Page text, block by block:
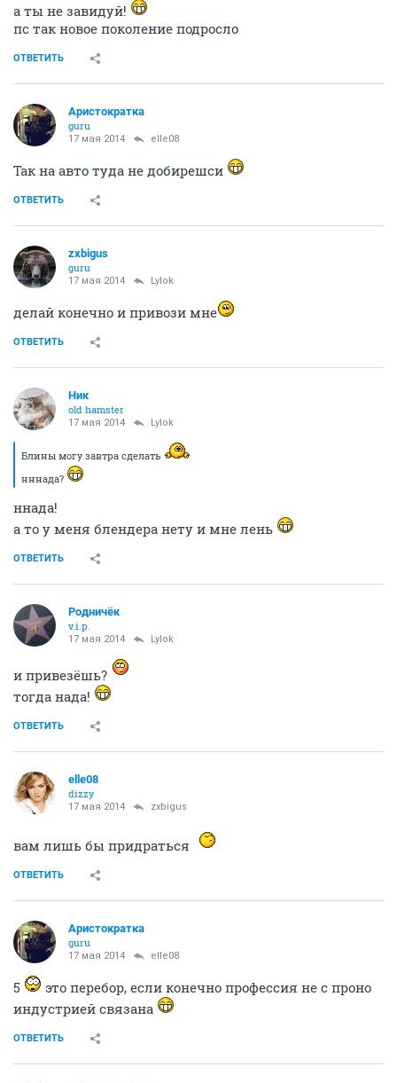
а ты не завидуй!
пс так новое поколение подросло
ОТВЕТИТЬ
Аристократка
guru
17 мая 2014 elle08
Так на авто туда не добирешси
ОТВЕТИТЬ
zxbigus
guru
17 мая 2014 Lylok
делай конечно и привози мне
ОТВЕТИТЬ
Ник
old hamster
17 мая 2014 Lylok
Блины могу завтра сделать
нннада?
ннада!
а то у меня блендера нету и мне лень
ОТВЕТИТЬ
Родничёк
v.i.p.
17 мая 2014 Lylok
и привезёшь?
тогда нада!
ОТВЕТИТЬ
elle08
dizzy
17 мая 2014 zxbigus
вам лишь бы придраться
ОТВЕТИТЬ
Аристократка
guru
17 мая 2014 elle08
5
это перебор, если конечно профессия не с проно
индустрией связана
ОТВЕТИТЬ